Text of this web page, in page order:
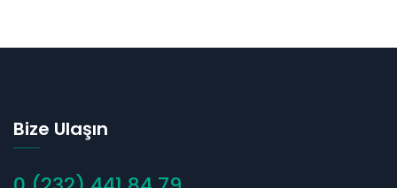
Bize Ulaşın